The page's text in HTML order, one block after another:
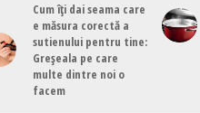
Cum îți dai seama care
e măsura corectă a
sutienului pentru tine:
Greșeala pe care
multe dintre noi o
facem